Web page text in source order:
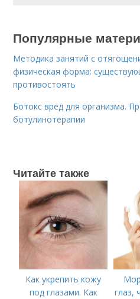
Популярные
Методика занятий с
физическая форма:
противостоять
Ботокс вред для организма.
ботулинотерапии
Читайте также
Как укрепить кожу
под глазами. Как
глаз,